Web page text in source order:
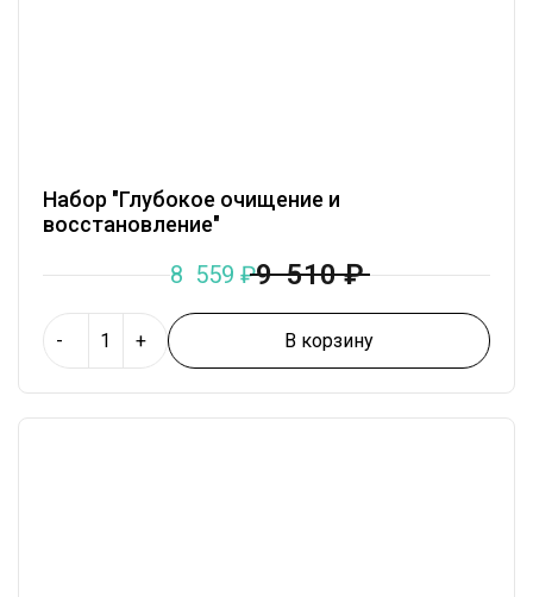
Набор "Глубокое очищение и
восстановление"
8 559 ₽9 510₽
- + В корзину